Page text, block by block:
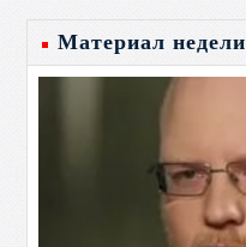
Материал недели